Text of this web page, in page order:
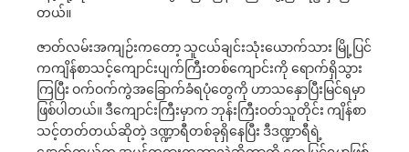
တယ်။
ဇာတ်လမ်းအကျဉ်းကတော့ သူငယ်ချင်းသုံးယောက်သား မြို့ပြင်
ကကျိန်စာသင့်ကျောင်းပျက်ကြီးတစ်ကျောင်းကို ရောက်ရှိသွား
ကြပြီး ဝက်ဝက်ကွဲအခြောက်ခံရပုံတွေကို ဟာသနှောပြီးမြင်ရမှာ
ဖြစ်ပါတယ်။ ဒီကျောင်းကြီးမှာက ဘုန်းကြီးဝတ်သူတိုင်း ကျိန်စာ
သင့်တတ်တယ်ဆိုတဲ့ ဒဏ္ဍာရီတစ်ခုရှိနေပြီး ဒီဒဏ္ဍာရီရဲ့